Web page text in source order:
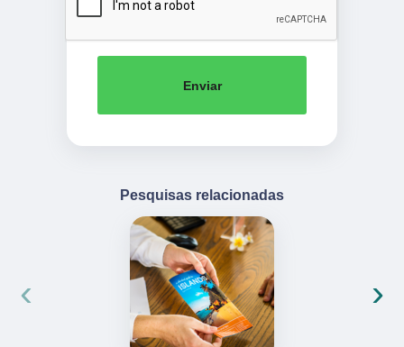
Enviar
Pesquisas relacionadas
‹ ›